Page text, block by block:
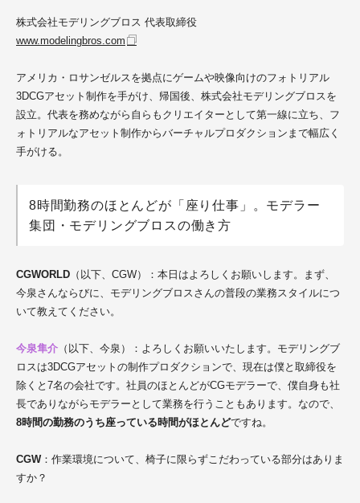
株式会社モデリングブロス 代表取締役
www.modelingbros.com
アメリカ・ロサンゼルスを拠点にゲームや映像向けのフォトリアル
3DCGアセット制作を手がけ、帰国後、株式会社モデリングブロスを
設立。代表を務めながら自らもクリエイターとして第一線に立ち、フ
ォトリアルなアセット制作からバーチャルプロダクションまで幅広く
手がける。
8時間勤務のほとんどが「座り仕事」。モデラー
集団・モデリングブロスの働き方
CGWORLD （以下、CGW）：本日はよろしくお願いします。まず、
今泉さんならびに、モデリングブロスさんの普段の業務スタイルにつ
いて教えてください。
今泉隼介 （以下、今泉）：よろしくお願いいたします。モデリングブ
ロスは3DCGアセットの制作プロダクションで、現在は僕と取締役を
除くと7名の会社です。社員のほとんどがCGモデラーで、僕自身も社
長でありながらモデラーとして業務を行うこともあります。なので、
8時間の勤務のうち座っている時間がほとんどですね。
CGW：作業環境について、椅子に限らずこだわっている部分はありま
すか？